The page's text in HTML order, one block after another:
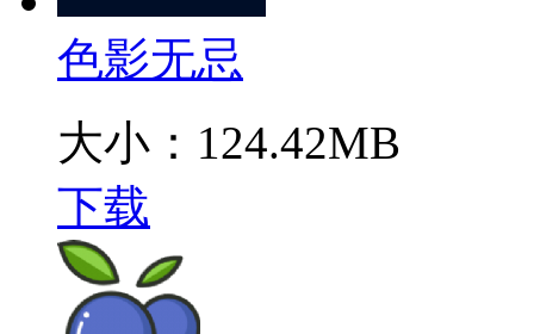
色影无忌
大小：124.42MB
下载